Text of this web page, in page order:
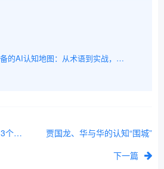
营销人必备的AI认知地图：从术语到实战，别被技术甩在后面。
品牌优先还是销售优先？3个决策关键点+品牌构建指南。
贾国龙、华与华的认知“围城”
下一篇